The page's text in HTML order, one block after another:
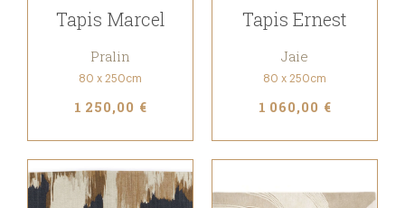
Tapis Marcel
Pralin
80 x 250cm
1 250,00 €
Tapis Ernest
Jaie
80 x 250cm
1 060,00 €